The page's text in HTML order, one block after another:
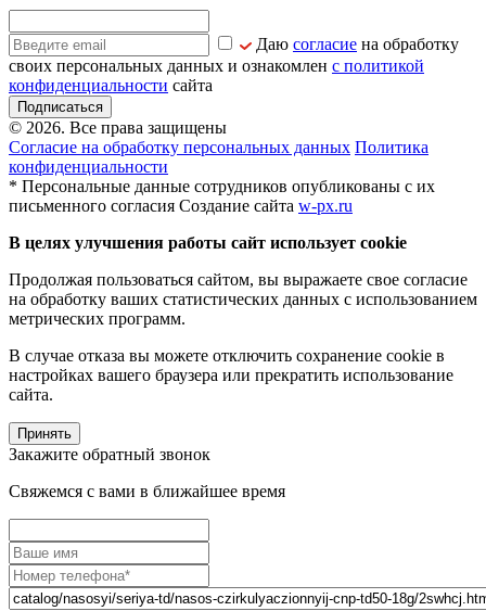
Даю согласие на обработку
своих персональных данных и ознакомлен с политикой
конфиденциальности сайта
Подписаться
© 2026. Все права защищены
Согласие на обработку персональных данных Политика
конфиденциальности
* Персональные данные сотрудников опубликованы с их
письменного согласия Создание сайта w-px.ru
В целях улучшения работы сайт использует cookie
Продолжая пользоваться сайтом, вы выражаете свое согласие
на обработку ваших статистических данных с использованием
метрических программ.
В случае отказа вы можете отключить сохранение cookie в
настройках вашего браузера или прекратить использование
сайта.
Принять
Закажите обратный звонок
Свяжемся с вами в ближайшее время